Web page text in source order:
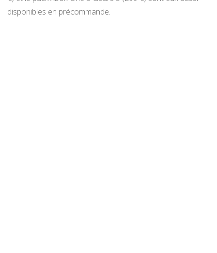
disponibles en précommande.